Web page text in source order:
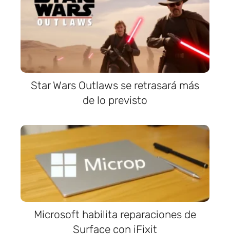
Star Wars Outlaws se retrasará más
de lo previsto
Microsoft habilita reparaciones de
Surface con iFixit